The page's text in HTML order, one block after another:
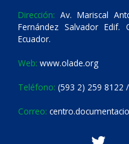
Dirección: Av. Mariscal
Fernández Salvador
Ecuador.
Web: www.olade.org
Teléfono: (593 2) 259 8122
Correo: